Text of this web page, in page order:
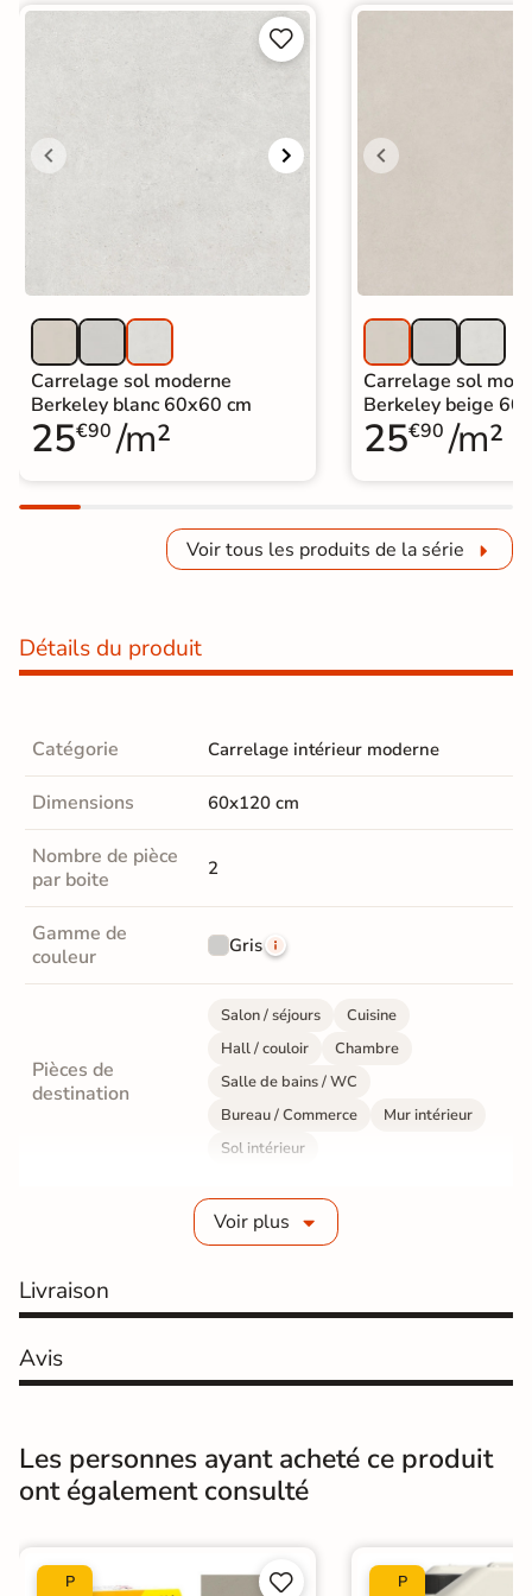


Carrelage sol moderne
Berkeley blanc 60x60 cm
25€90 /m²
Carrelage sol
Berkeley beige
25€90 /m²
Voir tous les produits de la série
Détails du produit
Catégorie Carrelage intérieur moderne
Dimensions 60x120 cm
Nombre de pièce
par boite
2
Gamme de
couleur
Gris
Pièces de
destination
Salon / séjours
Cuisine
Hall / couloir
Chambre
Salle de bains / WC
Bureau / Commerce
Mur intérieur
Sol intérieur
Grès cérame émaillé
Résistance à
GR5 - Ultra-résistant
Masse colorée Oui
rectifié
Finition Mate
Surface Lisse
Voir plus
Livraison
Avis
Les personnes ayant acheté ce produit
ont également consulté
P


P